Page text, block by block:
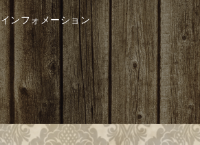
インフォメーション